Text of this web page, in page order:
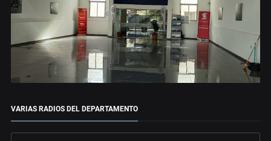
VARIAS RADIOS DEL DEPARTAMENTO